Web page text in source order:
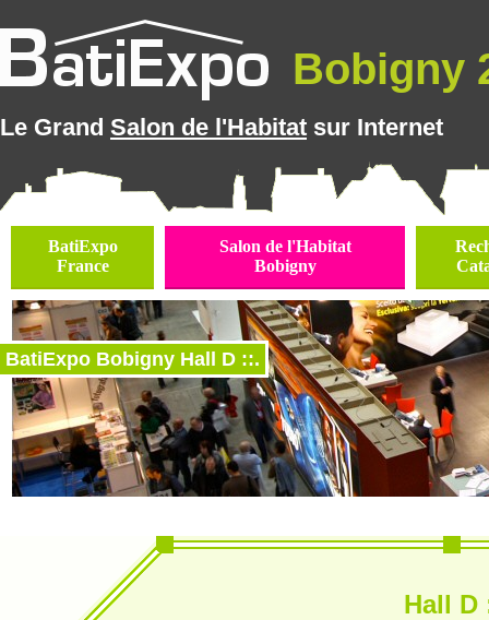
Bobigny
Le Grand Salon de l'Habitat sur Internet
BatiExpo
France
Salon de l'Habitat
Bobigny
BatiExpo Bobigny Hall D ::.
Hall D